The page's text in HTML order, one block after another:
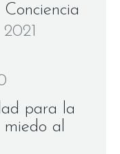
para la
miedo al